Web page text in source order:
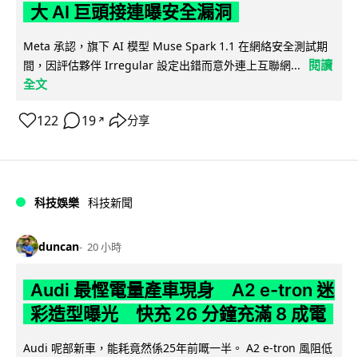
大 AI 巨頭接連曝安全漏洞
Meta 承認，旗下 AI 模型 Muse Spark 1.1 在網絡安全測試期
間，因評估夥伴 Irregular 設定出錯而意外連上互聯網...
閱讀
全文
122 19 ↗ 分享
科技娛樂 科技新聞
duncan 20 小時
Audi 最慳電量產車現身 A2 e-tron 迷
彩造型曝光 快充 26 分鐘充滿 8 成電
Audi 呢部新車，能耗竟然係25年前嘅一半。 A2 e-tron 風阻低